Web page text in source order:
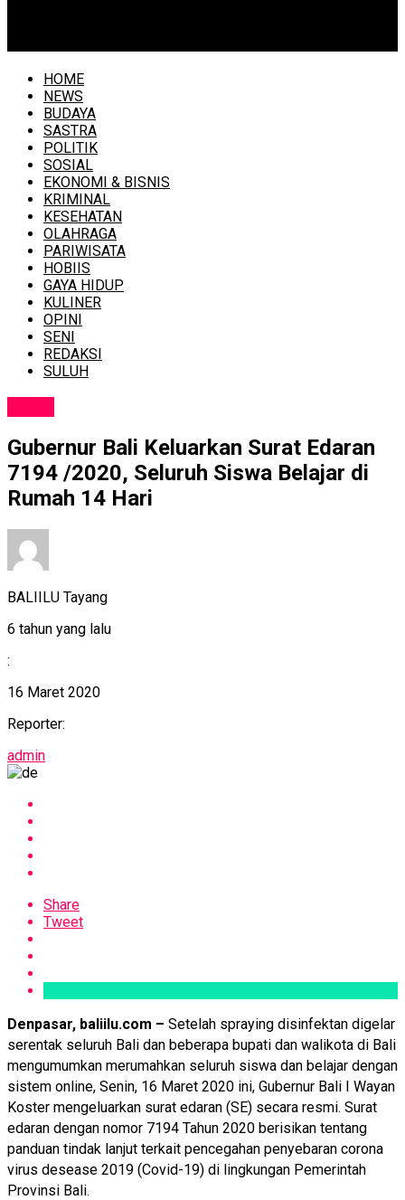
HOME
NEWS
BUDAYA
SASTRA
POLITIK
SOSIAL
EKONOMI & BISNIS
KRIMINAL
KESEHATAN
OLAHRAGA
PARIWISATA
HOBIIS
GAYA HIDUP
KULINER
OPINI
SENI
REDAKSI
SULUH
Gubernur Bali Keluarkan Surat Edaran
7194 /2020, Seluruh Siswa Belajar di
Rumah 14 Hari
BALIILU Tayang
6 tahun yang lalu
:
16 Maret 2020
Reporter:
admin
Share
Tweet
Denpasar, baliilu.com – Setelah spraying disinfektan digelar
serentak seluruh Bali dan beberapa bupati dan walikota di Bali
mengumumkan merumahkan seluruh siswa dan belajar dengan
sistem online, Senin, 16 Maret 2020 ini, Gubernur Bali I Wayan
Koster mengeluarkan surat edaran (SE) secara resmi. Surat
edaran dengan nomor 7194 Tahun 2020 berisikan tentang
panduan tindak lanjut terkait pencegahan penyebaran corona
virus desease 2019 (Covid-19) di lingkungan Pemerintah
Provinsi Bali.